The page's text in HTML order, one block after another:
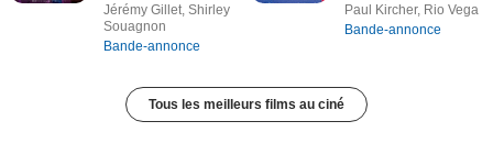
Jérémy Gillet, Shirley
Souagnon
Bande-annonce
Paul Kircher, Rio Vega
Bande-annonce
Tous les meilleurs films au ciné